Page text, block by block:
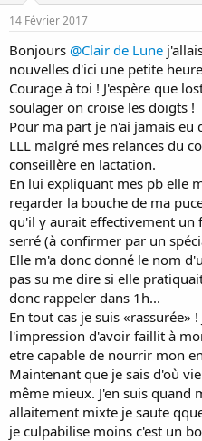
14 Février 2017
Bonjours @Clair de Lune
nouvelles d'ici une petite
Courage à toi ! J'espère que
soulager on croise les doigts !
Pour ma part je n'ai jamais eu
LLL malgré mes relances du
conseillère en lactation.
En lui expliquant mes pb elle
regarder la bouche de ma
qu'il y aurait effectivement un
serré (à confirmer par un
Elle m'a donc donné le nom
pas su me dire si elle
donc rappeler dans 1h...
En tout cas je suis «rassurée»
l'impression d'avoir faillit à
etre capable de nourrir mon
Maintenant que je sais d'où
même mieux. J'en suis quand
allaitement mixte je saute
je culpabilise moins c'est un